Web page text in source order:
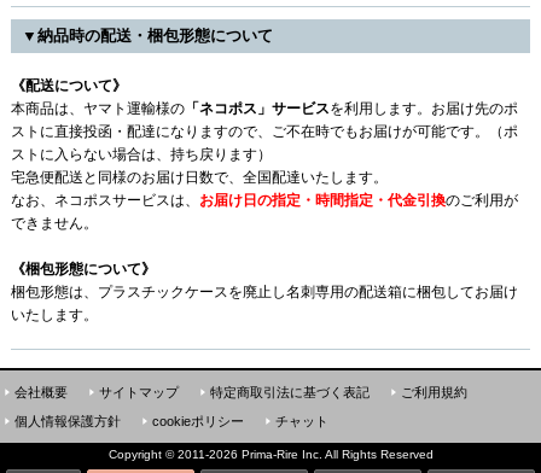
▼納品時の配送・梱包形態について
《配送について》
本商品は、ヤマト運輸様の「ネコポス」サービスを利用します。お届け先のポ
ストに直接投函・配達になりますので、ご不在時でもお届けが可能です。（ポ
ストに入らない場合は、持ち戻ります）
宅急便配送と同様のお届け日数で、全国配達いたします。
なお、ネコポスサービスは、 お届け日の指定・時間指定・代金引換のご利用が
できません。
《梱包形態について》
梱包形態は、プラスチックケースを廃止し名刺専用の配送箱に梱包してお届け
いたします。
会社概要 サイトマップ 特定商取引法に基づく表記
ご利用規約
個人情報保護方針
cookieポリシー チャット
Copyright ©2011-2026 Prima-Rire Inc. All Rights Reserved